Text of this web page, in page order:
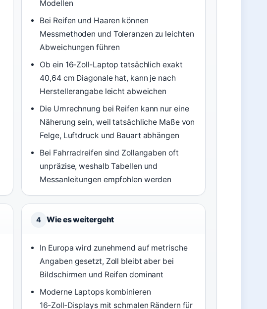
Modellen
Bei Reifen und Haaren können
Messmethoden und Toleranzen zu leichten
Abweichungen führen
Ob ein 16‑Zoll‑Laptop tatsächlich exakt
40,64 cm Diagonale hat, kann je nach
Herstellerangabe leicht abweichen
Die Umrechnung bei Reifen kann nur eine
Näherung sein, weil tatsächliche Maße von
Felge, Luftdruck und Bauart abhängen
Bei Fahrradreifen sind Zollangaben oft
unpräzise, weshalb Tabellen und
Messanleitungen empfohlen werden
4 Wie es weitergeht
In Europa wird zunehmend auf metrische
Angaben gesetzt, Zoll bleibt aber bei
Bildschirmen und Reifen dominant
Moderne Laptops kombinieren
16‑Zoll‑Displays mit schmalen Rändern für